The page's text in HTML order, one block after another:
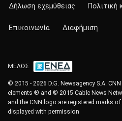
Δήλωση εχεμύθειας Πολιτική
Επικοινωνία Διαφήμιση
ΜΕΛΟΣ
© 2015 - 2026 D.G. Newsagency S.A.
elements ® and © 2015 Cable News
and the CNN logo are registered marks of
displayed with permission